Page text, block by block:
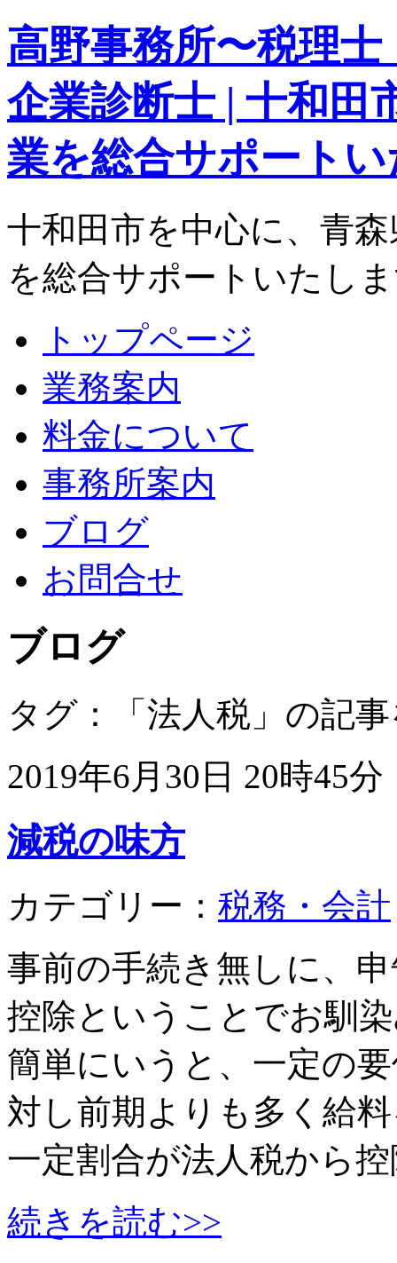
高野事務所〜税理
企業診断士 | 十和田
業を総合サポート
十和田市を中心に、青
を総合サポートいたし
トップページ
業務案内
料金について
事務所案内
ブログ
お問合せ
ブログ
タグ：「法人税」の記
2019年6月30日 20時45分
減税の味方
カテゴリー： 税務・会計
事前の手続き無しに、
控除ということでお馴
簡単にいうと、一定の
対し前期よりも多く給
一定割合が法人税から
続きを読む>>